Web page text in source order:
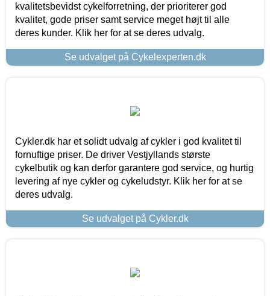
kvalitetsbevidst cykelforretning, der prioriterer god
kvalitet, gode priser samt service meget højt til alle
deres kunder. Klik her for at se deres udvalg.
Se udvalget på Cykelexperten.dk
Cykler.dk har et solidt udvalg af cykler i god kvalitet til
fornuftige priser. De driver Vestjyllands største
cykelbutik og kan derfor garantere god service, og hurtig
levering af nye cykler og cykeludstyr. Klik her for at se
deres udvalg.
Se udvalget på Cykler.dk